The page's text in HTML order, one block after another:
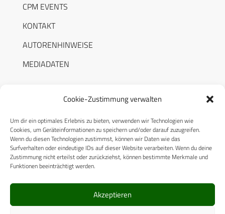
Cookie-Zustimmung verwalten
Um dir ein optimales Erlebnis zu bieten, verwenden wir Technologien wie
Cookies, um Geräteinformationen zu speichern und/oder darauf zuzugreifen.
Wenn du diesen Technologien zustimmst, können wir Daten wie das
Surfverhalten oder eindeutige IDs auf dieser Website verarbeiten. Wenn du deine
Zustimmung nicht erteilst oder zurückziehst, können bestimmte Merkmale und
Funktionen beeinträchtigt werden.
Akzeptieren
CPM EVENTS
KONTAKT
AUTORENHINWEISE
MEDIADATEN
RECHTLICHES
Datenschutzerklärung
Cookie-Richtlinie (EU)